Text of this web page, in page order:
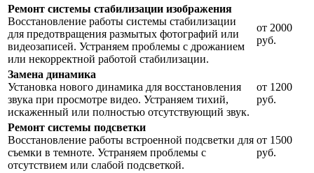
Ремонт системы стабилизации изображения
Восстановление работы системы стабилизации
для предотвращения размытых фотографий или
видеозаписей. Устраняем проблемы с дрожанием
или некорректной работой стабилизации.
от 2000
руб.
Замена динамика
Установка нового динамика для восстановления
звука при просмотре видео. Устраняем тихий,
искаженный или полностью отсутствующий звук.
от 1200
руб.
Ремонт системы подсветки
Восстановление работы встроенной подсветки для
съемки в темноте. Устраняем проблемы с
отсутствием или слабой подсветкой.
от 1500
руб.